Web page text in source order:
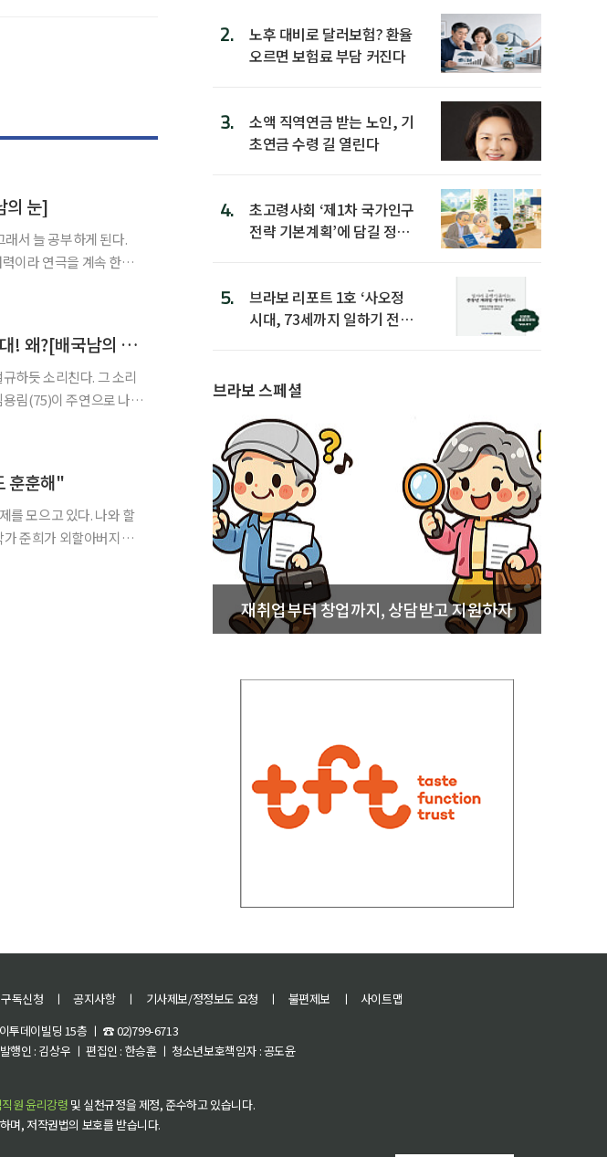
의 눈]
래서 늘 공부하게 된다.
이라 연극을 계속 한
나문희,고두심,이순재…연극은 신중년 주연 전성시대! 왜?[배국남의 대중문화 읽기]
하듯 소리친다. 그 소리
림(75)이 주연으로 나선
훈훈해"
준희가 외할아버지가
2.
노후 대비로 달러보험? 환율
오르면 보험료 부담 커진다
3.
소액 직역연금 받는 노인, 기
초연금 수령 길 열린다
4.
초고령사회 ‘제1차 국가인구
전략 기본계획’에 담길 정책
5.
브라보 리포트 1호 ‘사오정
시대, 73세까지 일하기 전략’
브라보 스페셜
재취업부터 창업까지, 상담받고 지원하자
구독신청 ㅣ 공지사항 ㅣ 기사제보/정정보도 요청 ㅣ 불편제보 ㅣ
사이트맵
투데이빌딩 15층 ㅣ ☎ 02)799-6713
인 : 김상우 ㅣ 편집인 : 한승훈 ㅣ 청소년보호책임자 : 공도윤
직원 윤리강령 및 실천규정을 제정, 준수하고 있습니다.
며, 저작권법의 보호를 받습니다.